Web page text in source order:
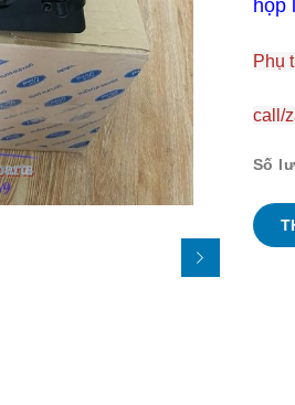
hộp
Phụ
call/
Số